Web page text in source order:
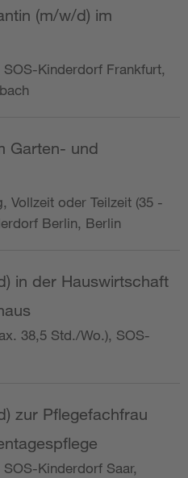
(m/w/d) im
Kinderdorf Frankfurt,
Garten- und
Vollzeit oder Teilzeit (35 -
Berlin, Berlin
in der Hauswirtschaft
38,5 Std./Wo.), SOS-
zur Pflegefachfrau
Kinderdorf Saar,